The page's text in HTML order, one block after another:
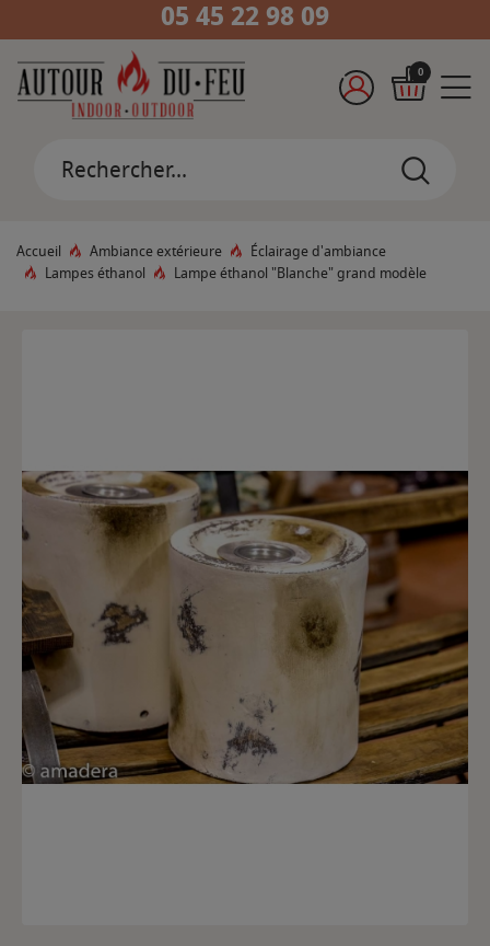
05 45 22 98 09
0
Accueil Ambiance extérieure
Éclairage d'ambiance
Lampes éthanol
Lampe éthanol "Blanche" grand modèle